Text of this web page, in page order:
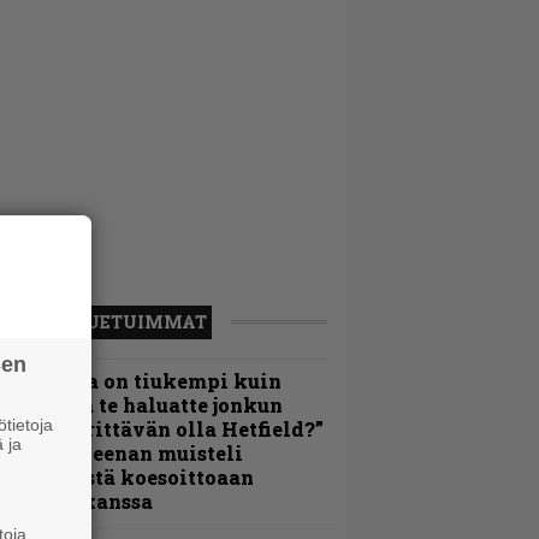
LUETUIMMAT
”Metallica on tiukempi kuin
ja te haluatte jonkun
yrittävän olla Hetfield?”
Keenan muisteli
koesoittoaan
kanssa
ja